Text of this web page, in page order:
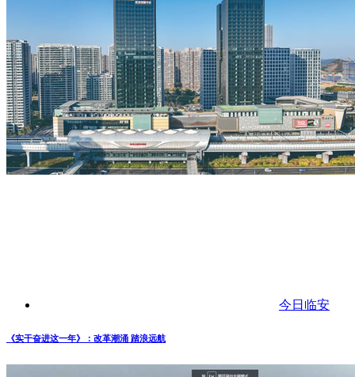
今日临安
《实干奋进这一年》：改革潮涌 踏浪远航